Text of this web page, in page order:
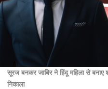
सूरज बनकर जाबिर ने हिंदू महिला से
निकाला